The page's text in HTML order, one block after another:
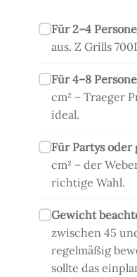
Für 2–4
aus. Z Grills
Für 4–8
cm² – Traeger
ideal.
Für Partys oder
cm² – der
richtige Wahl.
Gewicht
zwischen 45
regelmäßig
sollte das